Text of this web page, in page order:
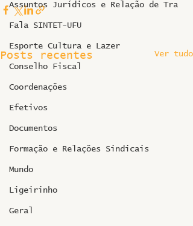
Assuntos Jurídicos e Relação de Tra
Fala SINTET-UFU
Esporte Cultura e Lazer
Conselho Fiscal
Coordenações
Efetivos
Documentos
Formação e Relações Sindicais
Mundo
Ligeirinho
Geral
Posts recentes Ver tudo